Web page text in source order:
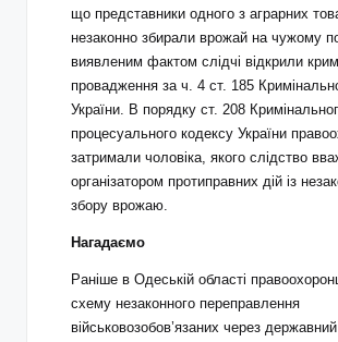
що представники одного з аграрних
незаконно збирали врожай на чужому
виявленим фактом слідчі відкрили
провадження за ч. 4 ст. 185
України. В порядку ст. 208
процесуального кодексу України
затримали чоловіка, якого слідство
організатором протиправних дій із
збору врожаю.
Нагадаємо
Раніше в Одеській області
схему незаконного переправлення
військовозобов’язаних через